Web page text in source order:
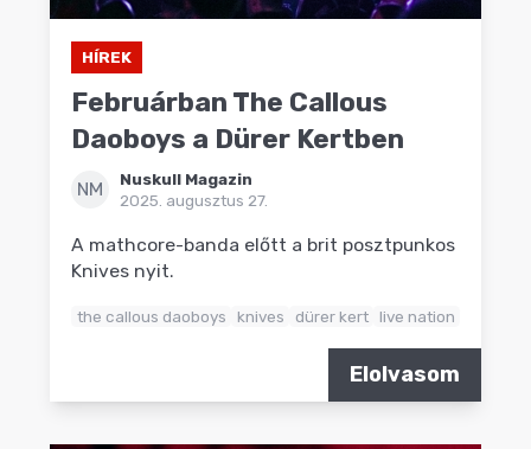
HÍREK
Februárban The Callous
Daoboys a Dürer Kertben
NM
Nuskull Magazin
2025. augusztus 27.
A mathcore-banda előtt a brit posztpunkos
Knives nyit.
the callous daoboys knives dürer kert live nation
Elolvasom